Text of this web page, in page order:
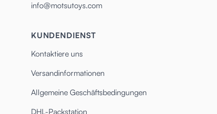
info@motsutoys.com
KUNDENDIENST
Kontaktiere uns
Versandinformationen
Allgemeine Geschäftsbedingungen
DHL-Packstation